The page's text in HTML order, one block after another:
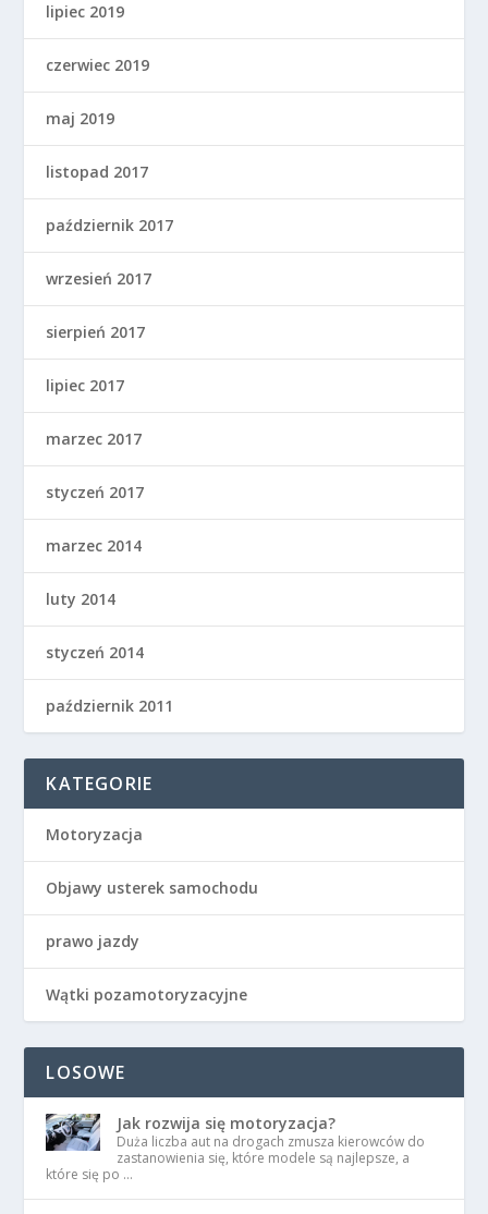
lipiec 2019
czerwiec 2019
maj 2019
listopad 2017
październik 2017
wrzesień 2017
sierpień 2017
lipiec 2017
marzec 2017
styczeń 2017
marzec 2014
luty 2014
styczeń 2014
październik 2011
KATEGORIE
Motoryzacja
Objawy usterek samochodu
prawo jazdy
Wątki pozamotoryzacyjne
LOSOWE
Jak rozwija się motoryzacja?
Duża liczba aut na drogach zmusza kierowców do
zastanowienia się, które modele są najlepsze, a
które się po …